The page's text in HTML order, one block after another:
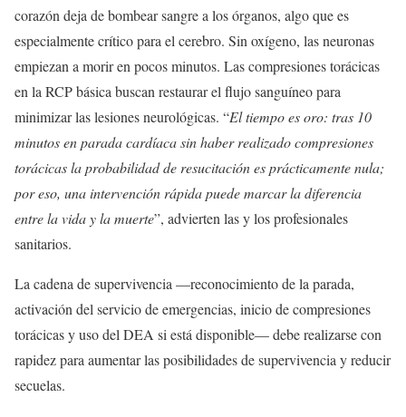
corazón deja de bombear sangre a los órganos, algo que es
especialmente crítico para el cerebro. Sin oxígeno, las neuronas
empiezan a morir en pocos minutos. Las compresiones torácicas
en la RCP básica buscan restaurar el flujo sanguíneo para
minimizar las lesiones neurológicas. “El tiempo es oro: tras 10
minutos en parada cardíaca sin haber realizado compresiones
torácicas la probabilidad de resucitación es prácticamente nula;
por eso, una intervención rápida puede marcar la diferencia
entre la vida y la muerte”, advierten las y los profesionales
sanitarios.
La cadena de supervivencia —reconocimiento de la parada,
activación del servicio de emergencias, inicio de compresiones
torácicas y uso del DEA si está disponible— debe realizarse con
rapidez para aumentar las posibilidades de supervivencia y reducir
secuelas.